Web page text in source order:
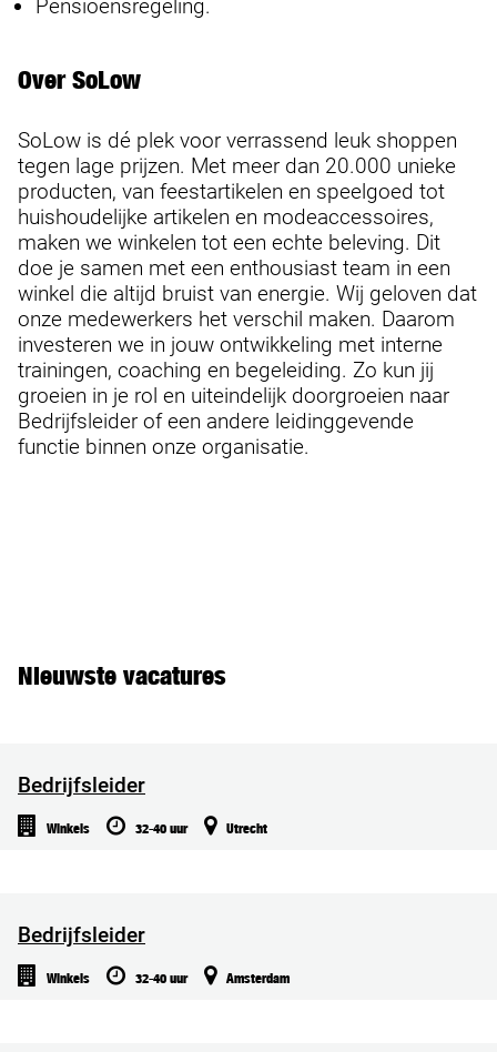
Pensioensregeling.
Over SoLow
SoLow is dé plek voor verrassend leuk shoppen
tegen lage prijzen. Met meer dan 20.000 unieke
producten, van feestartikelen en speelgoed tot
huishoudelijke artikelen en modeaccessoires,
maken we winkelen tot een echte beleving. Dit
doe je samen met een enthousiast team in een
winkel die altijd bruist van energie. Wij geloven dat
onze medewerkers het verschil maken. Daarom
investeren we in jouw ontwikkeling met interne
trainingen, coaching en begeleiding. Zo kun jij
groeien in je rol en uiteindelijk doorgroeien naar
Bedrijfsleider of een andere leidinggevende
functie binnen onze organisatie.
Nieuwste vacatures
Bedrijfsleider
Winkels 32-40 uur Utrecht
Bedrijfsleider
Winkels 32-40 uur Amsterdam